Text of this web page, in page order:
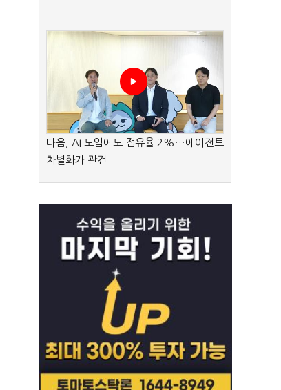
다음, AI 도입에도 점유율 2%…에이전트
차별화가 관건